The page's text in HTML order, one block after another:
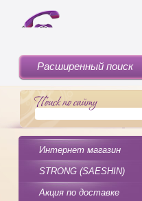
Расширенный поиск
Интернет магазин
STRONG (SAESHIN)
Акция по доставке